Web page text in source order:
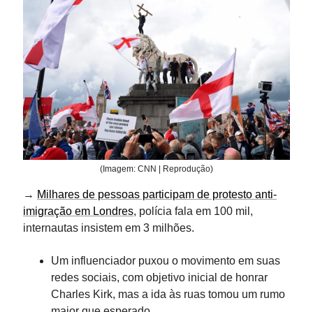
(Imagem: CNN | Reprodução)
→ Milhares de pessoas participam de protesto anti-
imigração em Londres, polícia fala em 100 mil,
internautas insistem em 3 milhões.
Um influenciador puxou o movimento em suas
redes sociais, com objetivo inicial de honrar
Charles Kirk, mas a ida às ruas tomou um rumo